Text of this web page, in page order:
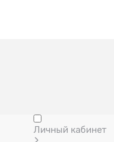
Личный кабинет